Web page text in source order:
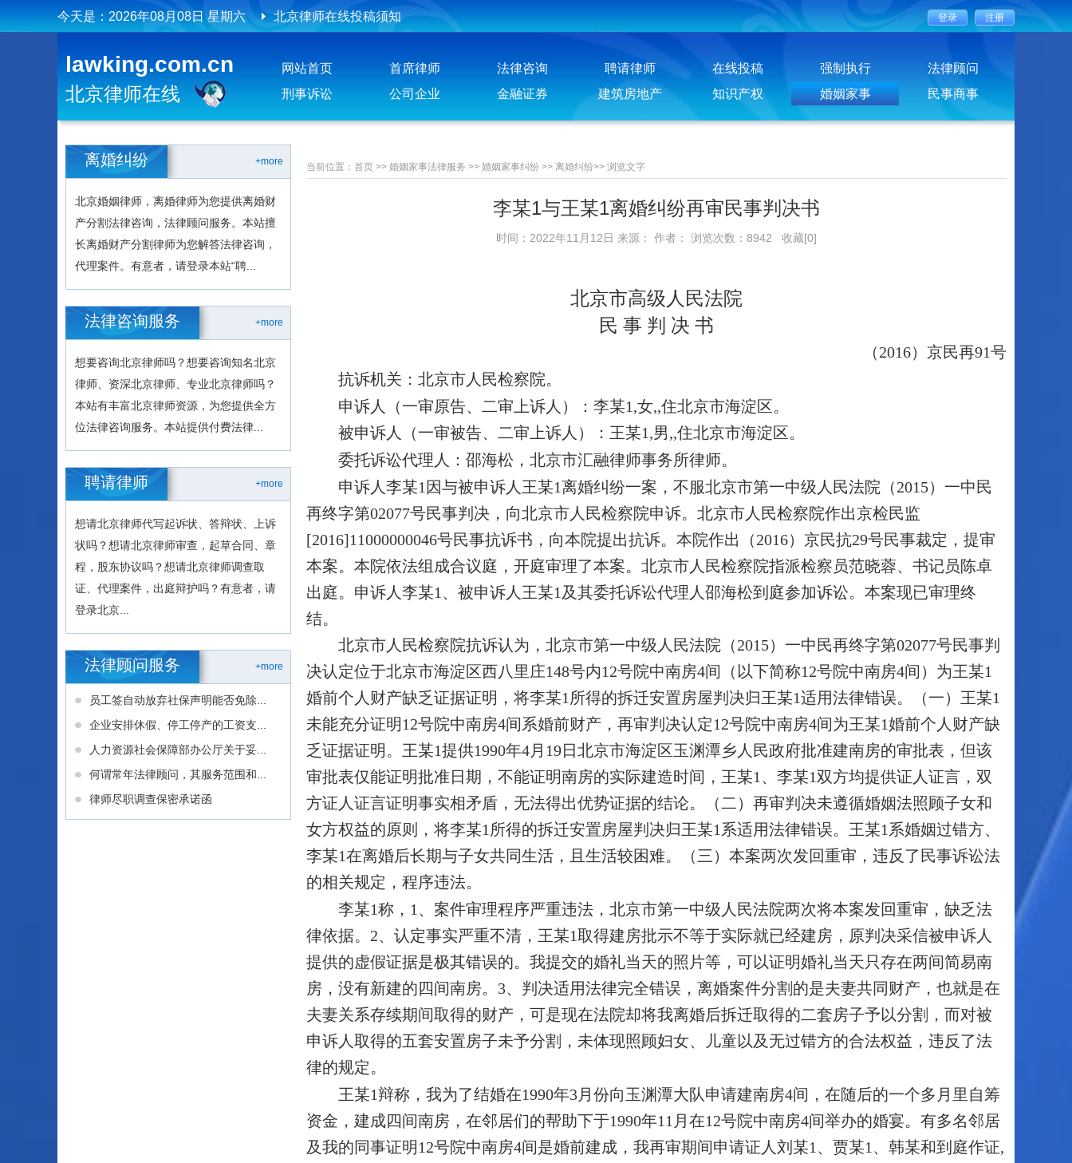
今天是： 2026年08月08日 星期六 北京律师在线投稿须知
lawking.com.cn
北京律师在线
网站首页 首席律师 法律咨询 聘请律师 在线投稿 强制执行
法律顾问
刑事诉讼
公司企业 金融证券 建筑房地产 知识产权 婚姻家事 民事商事
+more
离婚纠纷
北京婚姻律师，离婚律师为您提供离婚财
产分割法律咨询，法律顾问服务。本站擅
长离婚财产分割律师为您解答法律咨询，
代理案件。有意者，请登录本站“聘...
+more
法律咨询服务
想要咨询北京律师吗？想要咨询知名北京
律师、资深北京律师、专业北京律师吗？
本站有丰富北京律师资源，为您提供全方
位法律咨询服务。本站提供付费法律...
+more
聘请律师
想请北京律师代写起诉状、答辩状、上诉
状吗？想请北京律师审查，起草合同、章
程，股东协议吗？想请北京律师调查取
证、代理案件，出庭辩护吗？有意者，请
登录北京...
+more
法律顾问服务
员工签自动放弃社保声明能否免除...
企业安排休假、停工停产的工资支...
人力资源社会保障部办公厅关于妥...
何谓常年法律顾问，其服务范围和...
律师尽职调查保密承诺函
当前位置： 首页 >> 婚姻家事法律服务 >> 婚姻家事纠纷 >> 离婚纠纷>> 浏览文字
李某1与王某1离婚纠纷再审民事判决书
时间：2022年11月12日 来源： 作者： 浏览次数：8942 收藏[0]
北京市高级人民法院
民 事 判 决 书
（2016）京民再91号
抗诉机关：北京市人民检察院。
申诉人（一审原告、二审上诉人）：李某1,女,,住北京市海淀区。
被申诉人（一审被告、二审上诉人）：王某1,男,,住北京市海淀区。
委托诉讼代理人：邵海松，北京市汇融律师事务所律师。
申诉人李某1因与被申诉人王某1离婚纠纷一案，不服北京市第一中级人民法院（2015）一中民
再终字第02077号民事判决，向北京市人民检察院申诉。北京市人民检察院作出京检民监
[2016]11000000046号民事抗诉书，向本院提出抗诉。本院作出（2016）京民抗29号民事裁定，提审
本案。本院依法组成合议庭，开庭审理了本案。北京市人民检察院指派检察员范晓蓉、书记员陈卓
出庭。申诉人李某1、被申诉人王某1及其委托诉讼代理人邵海松到庭参加诉讼。本案现已审理终
结。
北京市人民检察院抗诉认为，北京市第一中级人民法院（2015）一中民再终字第02077号民事判
决认定位于北京市海淀区西八里庄148号内12号院中南房4间（以下简称12号院中南房4间）为王某1
婚前个人财产缺乏证据证明，将李某1所得的拆迁安置房屋判决归王某1适用法律错误。（一）王某1
未能充分证明12号院中南房4间系婚前财产，再审判决认定12号院中南房4间为王某1婚前个人财产缺
乏证据证明。王某1提供1990年4月19日北京市海淀区玉渊潭乡人民政府批准建南房的审批表，但该
审批表仅能证明批准日期，不能证明南房的实际建造时间，王某1、李某1双方均提供证人证言，双
方证人证言证明事实相矛盾，无法得出优势证据的结论。（二）再审判决未遵循婚姻法照顾子女和
女方权益的原则，将李某1所得的拆迁安置房屋判决归王某1系适用法律错误。王某1系婚姻过错方、
李某1在离婚后长期与子女共同生活，且生活较困难。（三）本案两次发回重审，违反了民事诉讼法
的相关规定，程序违法。
李某1称，1、案件审理程序严重违法，北京市第一中级人民法院两次将本案发回重审，缺乏法
律依据。2、认定事实严重不清，王某1取得建房批示不等于实际就已经建房，原判决采信被申诉人
提供的虚假证据是极其错误的。我提交的婚礼当天的照片等，可以证明婚礼当天只存在两间简易南
房，没有新建的四间南房。3、判决适用法律完全错误，离婚案件分割的是夫妻共同财产，也就是在
夫妻关系存续期间取得的财产，可是现在法院却将我离婚后拆迁取得的二套房子予以分割，而对被
申诉人取得的五套安置房子未予分割，未体现照顾妇女、儿童以及无过错方的合法权益，违反了法
律的规定。
王某1辩称，我为了结婚在1990年3月份向玉渊潭大队申请建南房4间，在随后的一个多月里自筹
资金，建成四间南房，在邻居们的帮助下于1990年11月在12号院中南房4间举办的婚宴。有多名邻居
及我的同事证明12号院中南房4间是婚前建成，我再审期间申请证人刘某1、贾某1、韩某和到庭作证,